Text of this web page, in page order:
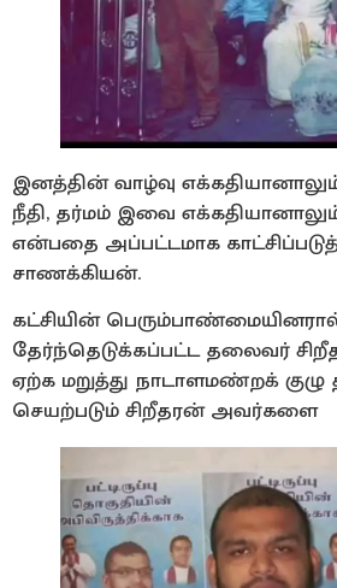
இனத்தின் வாழ்வு
நீதி, தர்மம் இவை
என்பதை அப்பட்டமாக
சாணக்கியன்.
கட்சியின்
தேர்ந்தெடுக்கப்பட்ட தலைவர்
ஏற்க மறுத்து நாடாளமண்றக்
செயற்படும் சிறீதரன் அவர்களை